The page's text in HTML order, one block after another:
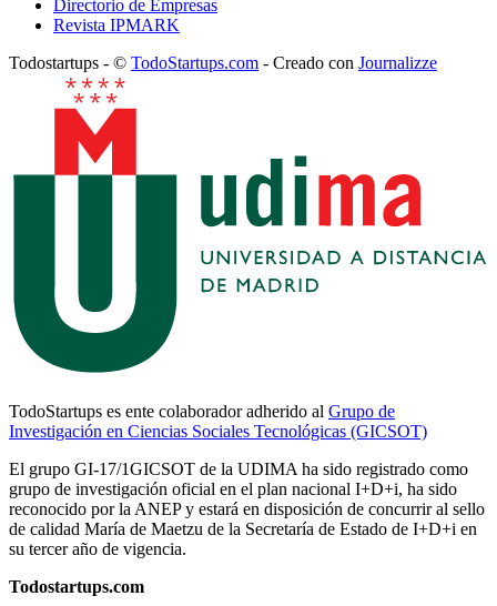
Directorio de Empresas
Revista IPMARK
Todostartups - © TodoStartups.com - Creado con Journalizze
TodoStartups es ente colaborador adherido al Grupo de
Investigación en Ciencias Sociales Tecnológicas (GICSOT)
El grupo GI-17/1GICSOT de la UDIMA ha sido registrado como
grupo de investigación oficial en el plan nacional I+D+i, ha sido
reconocido por la ANEP y estará en disposición de concurrir al sello
de calidad María de Maetzu de la Secretaría de Estado de I+D+i en
su tercer año de vigencia.
Todostartups.com